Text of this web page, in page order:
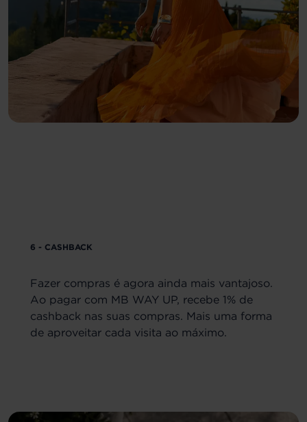
6 - CASHBACK
Fazer compras é agora ainda mais vantajoso.
Ao pagar com MB WAY UP, recebe 1% de
cashback nas suas compras. Mais uma forma
de aproveitar cada visita ao máximo.